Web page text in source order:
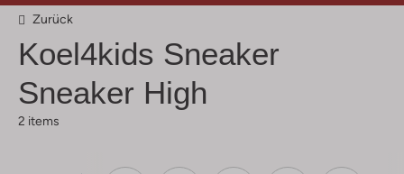
Zurück
Koel4kids Sneaker
Sneaker High
2 items